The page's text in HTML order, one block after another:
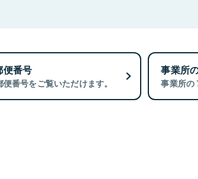
便番号
番号をご覧いただけます。
事業所
事業所の